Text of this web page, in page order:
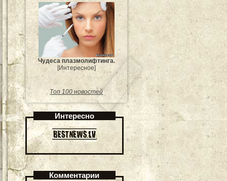
Чудеса плазмолифтинга.
[Интересное]
Топ 100 новостей
Интересно
Комментарии